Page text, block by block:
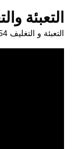
المحتوى
التعبئة
التعبئة و التغليف 01211116954 – 01211116956 – 01211116958